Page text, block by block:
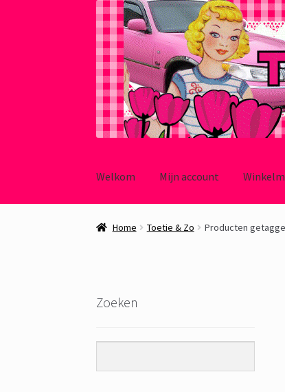
door
naar
Welkom Mijn account
Home Toetie & Zo Producten
Zoeken